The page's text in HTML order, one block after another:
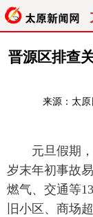
首页
旅游
看天下
晋源区排查
来源： 太原
元旦假期，
岁末年初事故
燃气、交通等
旧小区、商场